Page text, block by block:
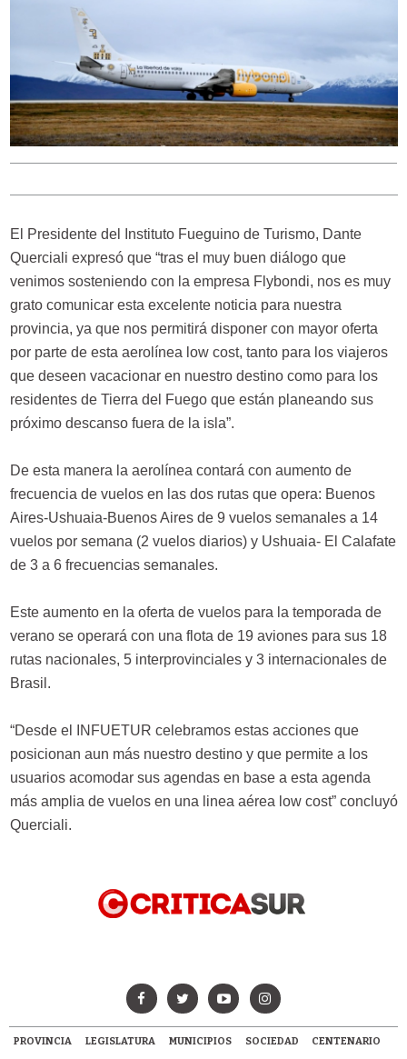
El Presidente del Instituto Fueguino de Turismo, Dante
Querciali expresó que “tras el muy buen diálogo que
venimos sosteniendo con la empresa Flybondi, nos es muy
grato comunicar esta excelente noticia para nuestra
provincia, ya que nos permitirá disponer con mayor oferta
por parte de esta aerolínea low cost, tanto para los viajeros
que deseen vacacionar en nuestro destino como para los
residentes de Tierra del Fuego que están planeando sus
próximo descanso fuera de la isla”.
De esta manera la aerolínea contará con aumento de
frecuencia de vuelos en las dos rutas que opera: Buenos
Aires-Ushuaia-Buenos Aires de 9 vuelos semanales a 14
vuelos por semana (2 vuelos diarios) y Ushuaia- El Calafate
de 3 a 6 frecuencias semanales.
Este aumento en la oferta de vuelos para la temporada de
verano se operará con una flota de 19 aviones para sus 18
rutas nacionales, 5 interprovinciales y 3 internacionales de
Brasil.
“Desde el INFUETUR celebramos estas acciones que
posicionan aun más nuestro destino y que permite a los
usuarios acomodar sus agendas en base a esta agenda
más amplia de vuelos en una linea aérea low cost” concluyó
Querciali.
PROVINCIA LEGISLATURA MUNICIPIOS SOCIEDAD
CENTENARIO